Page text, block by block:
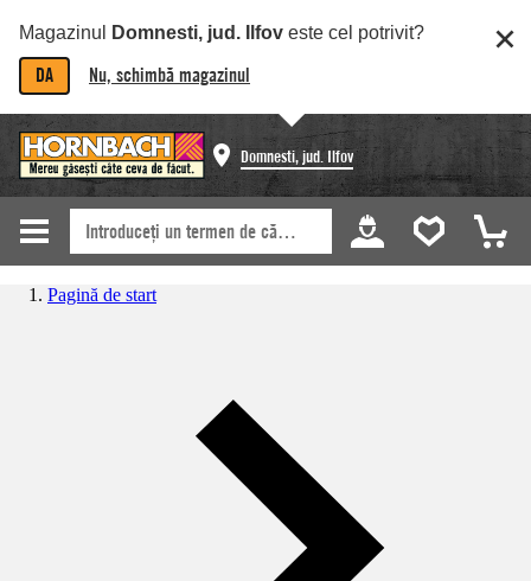
Magazinul Domnesti, jud. Ilfov este cel potrivit?
DA Nu, schimbă magazinul
Domnesti, jud. Ilfov
Pagină de start